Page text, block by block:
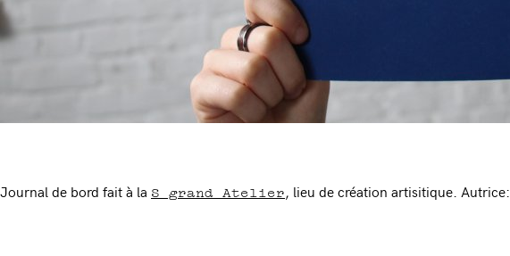
Journal de bord fait à la S grand Atelier, lieu de création artisitique. Autrice: